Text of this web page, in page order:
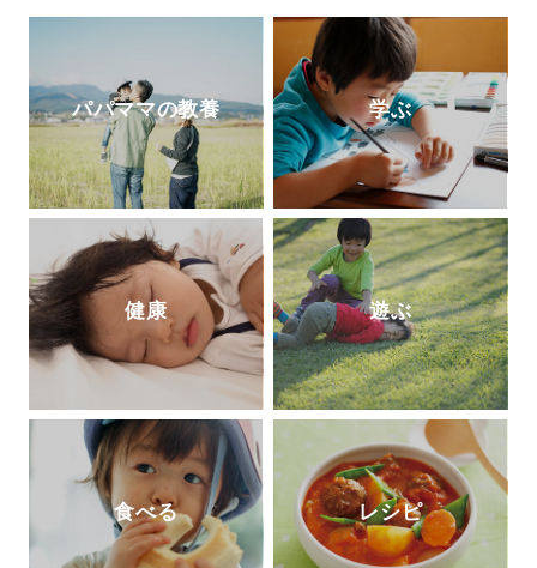
成にも携わっている。
また、義母を看取った経験をもとに、人生
折り返し地点からのライフマネジメント術
AgeWellLiving を立ち上げ、活動の場を広げ
ている）
公式ホームページ
ブログ 「SMART STORAGE!」
パパママの教養 学ぶ
健康 遊ぶ
食べる レシピ